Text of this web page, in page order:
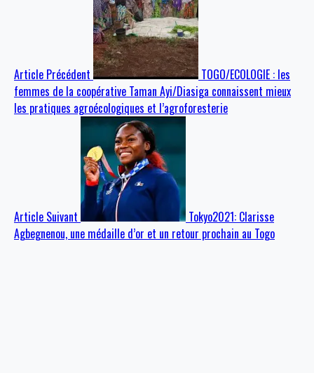
Article Précédent
TOGO/ECOLOGIE : les
femmes de la coopérative Taman Ayi/Diasiga connaissent mieux
les pratiques agroécologiques et l’agroforesterie
Article Suivant
Tokyo2021: Clarisse
Agbegnenou, une médaille d’or et un retour prochain au Togo